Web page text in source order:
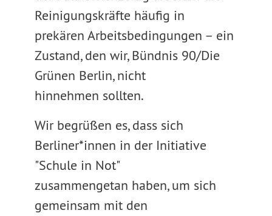
Reinigungskräfte häufig in
prekären Arbeitsbedingungen – ein
Zustand, den wir, Bündnis 90/Die
Grünen Berlin, nicht
hinnehmen sollten.
Wir begrüßen es, dass sich
Berliner*innen in der Initiative
"Schule in Not"
zusammengetan haben, um sich
gemeinsam mit den